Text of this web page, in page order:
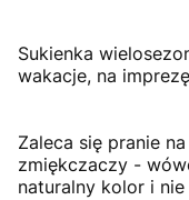
Sukienka
wakacje, na
Zaleca się pranie
zmiękczaczy -
naturalny kolor i